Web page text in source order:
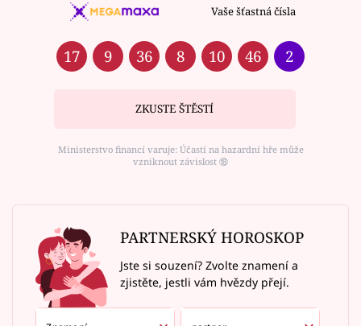
Vaše šťastná čísla
17 9 36 8 10 46 2
ZKUSTE ŠTĚSTÍ
Ministerstvo financí varuje: Účastí na hazardní hře může
vzniknout závislost ⑱
PARTNERSKÝ HOROSKOP
Jste si souzení? Zvolte znamení a
zjistěte, jestli vám hvězdy přejí.